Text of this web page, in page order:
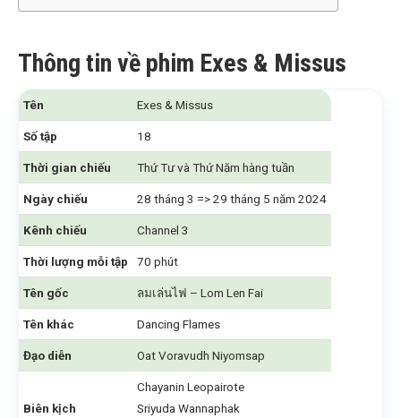
Thông tin về phim Exes & Missus
Tên Exes & Missus
Số tập 18
Thời gian chiếu Thứ Tư và Thứ Năm hàng tuần
Ngày chiếu 28 tháng 3 => 29 tháng 5 năm 2024
Kênh chiếu Channel 3
Thời lượng mỗi tập 70 phút
Tên gốc ลมเล่นไฟ – Lom Len Fai
Tên khác Dancing Flames
Đạo diễn Oat Voravudh Niyomsap
Biên kịch
Chayanin Leopairote
Sriyuda Wannaphak